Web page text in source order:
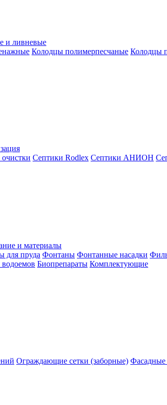
и ливневые
Колодцы полимерпесчаные Колодцы
Септики Rodlex Септики АНИОН
и материалы
для пруда Фонтаны Фонтанные насадки
Биопрепараты Комплектующие
Ограждающие сетки (заборные) Фасадные